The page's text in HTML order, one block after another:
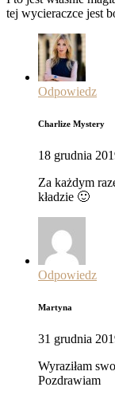
tej wycieraczce jest
Odpowiedz
Charlize Mystery
18 grudnia
Za każdym
kładzie 🙂
Odpowiedz
Martyna
31 grudnia
Wyraziłam
Pozdrawiam